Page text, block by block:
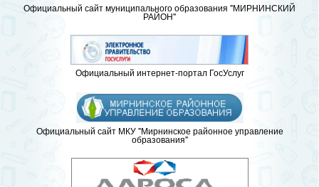
Официальный сайт муниципального образования "МИРНИНСКИЙ
РАЙОН"
Официальный интернет-портал ГосУслуг
Официальный сайт МКУ "Мирнинское районное управление
образования"